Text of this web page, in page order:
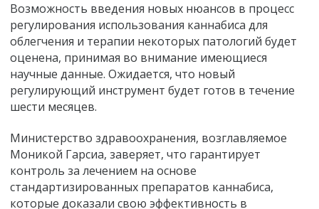
Возможность введения новых нюансов в процесс
регулирования использования каннабиса для
облегчения и терапии некоторых патологий будет
оценена, принимая во внимание имеющиеся
научные данные. Ожидается, что новый
регулирующий инструмент будет готов в течение
шести месяцев.
Министерство здравоохранения, возглавляемое
Моникой Гарсиа, заверяет, что гарантирует
контроль за лечением на основе
стандартизированных препаратов каннабиса,
которые доказали свою эффективность в